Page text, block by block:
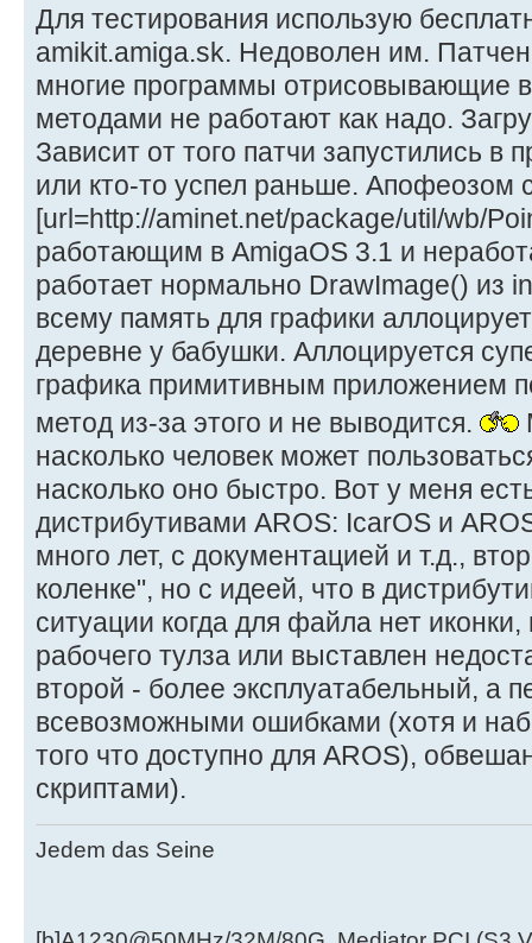
Для тестирования использую
amikit.amiga.sk. Недоволен им.
многие программы отрисовывающие
методами не работают как надо.
Зависит от того патчи запустились в
или кто-то успел раньше. Апофеозом
[url=http://aminet.net/package/util/wb/
работающим в AmigaOS 3.1 и
работает нормально DrawImage() из
всему память для графики
деревне у бабушки. Аллоцируется
графика примитивным приложением
метод из-за этого и не выводится.
насколько человек может
насколько оно быстро. Вот у меня
дистрибутивами AROS: IcarOS и
много лет, с документацией и т.д.,
коленке", но с идеей, что в
ситуации когда для файла нет иконки,
рабочего тулза или выставлен
второй - более эксплуатабельный, а
всевозможными ошибками (хотя и
того что доступно для AROS),
скриптами).
Jedem das Seine